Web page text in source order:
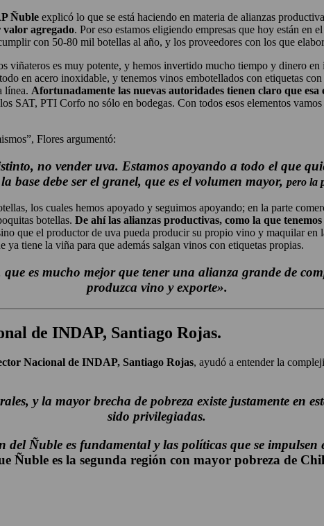
Ñuble explicó lo que se está haciendo en materia de alianzas
valor agregado. Por eso estamos eligiendo empresas que hoy están en
con 50-80 mil botellas al año, y los proveedores con los que
viñateros es muy potente, y hemos invertido mucho tiempo y dinero
en acero inoxidable, y tenemos vinos embotellados con etiquetas
línea. Afortunadamente las nuevas autoridades tienen claro que
SAT, PTI Corfo no sólo en bodegas. Con todos esos elementos
Flores argumentó:
no vender uva. Estamos apoyando a todo el que
base debe ser el granel, que es el volumen mayor, pero la
los cuales hemos apoyado y seguimos apoyando; en la parte
botellas. De ahí las alianzas productivas, como la que
que el productor de uva pueda producir su propio vino y maquilar en
tiene la viña para que además salgan vinos con etiquetas propias.
es mucho mejor que tener una alianza grande de
produzca vino y exporte».
de INDAP, Santiago Rojas.
Nacional de INDAP, Santiago Rojas, ayudó a entender la
y la mayor brecha de pobreza existe justamente en
sido privilegiadas.
Ñuble es fundamental y las políticas que se impulsen
Ñuble es la segunda región con mayor pobreza de